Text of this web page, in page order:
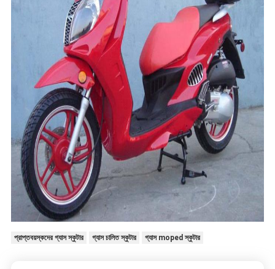
প্রাপ্তবয়স্কদের গ্যাস স্কুটার গ্যাস চালিত স্কুটার গ্যাস moped স্কুটার